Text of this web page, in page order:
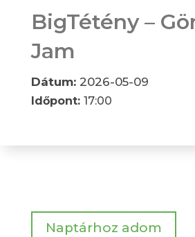
BigTétény –
Jam
Dátum: 2026-05-09
Időpont: 17:00
Naptárhoz adom